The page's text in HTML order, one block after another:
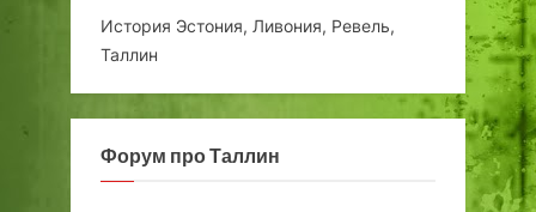
История Эстония, Ливония, Ревель,
Таллин
Форум про Таллин